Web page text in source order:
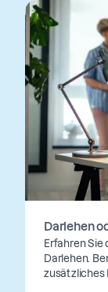
Darlehen
Erfahren Sie
Darlehen.
zusätzliches